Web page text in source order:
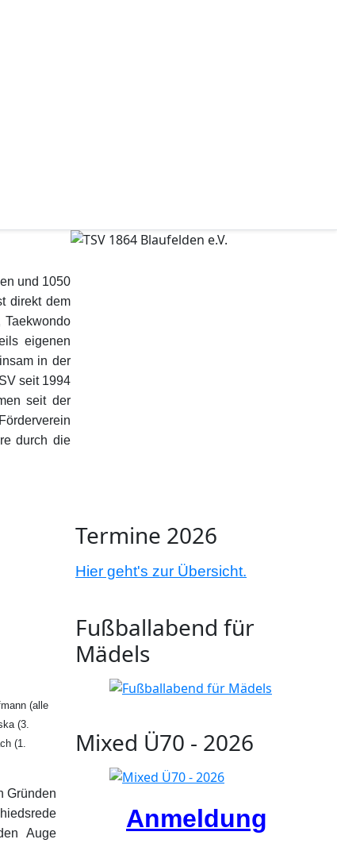
und 1050
direkt dem
Taekwondo
eigenen
in der
seit 1994
seit der
durch die
(alle
(3.
(1.
Gründen
Auge
Termine 2026
Hier geht's zur Übersicht.
Fußballabend für
Mädels
Mixed Ü70 - 2026
Anmeldung